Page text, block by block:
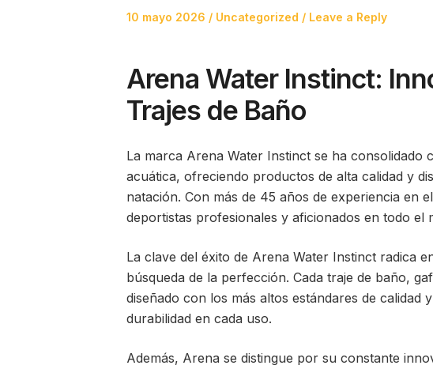
Posted
10 mayo 2026
Posted
Uncategorized Leave a Reply
Arena Water Instinct:
Trajes de Baño
La marca Arena Water Instinct se ha
acuática, ofreciendo productos de alta calidad y
natación. Con más de 45 años de experiencia en
deportistas profesionales y aficionados en todo el
La clave del éxito de Arena Water Instinct radica
búsqueda de la perfección. Cada traje de baño,
diseñado con los más altos estándares de calidad
durabilidad en cada uso.
Además, Arena se distingue por su constante